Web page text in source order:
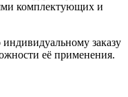
комплектующих и
заказу
её применения.